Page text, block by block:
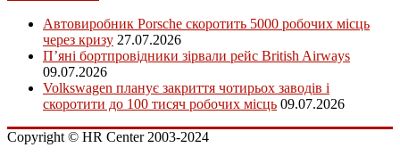
Автовиробник Porsche скоротить 5000 робочих місць
через кризу 27.07.2026
П’яні бортпровідники зірвали рейс British Airways
09.07.2026
Volkswagen планує закриття чотирьох заводів і
скоротити до 100 тисяч робочих місць 09.07.2026
Copyright © HR Center 2003-2024